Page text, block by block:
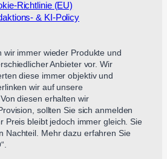
Richtlinie (EU)
& KI-Policy
wir immer wieder Produkte und
Anbieter vor. Wir
diese immer objektiv und
wir auf unsere
diesen erhalten wir
sollten Sie sich anmelden
Preis bleibt jedoch immer gleich. Sie
Nachteil. Mehr dazu erfahren Sie